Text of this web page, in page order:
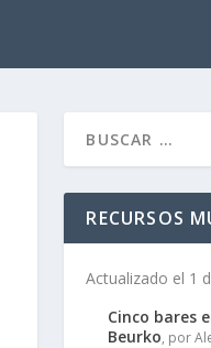
RECURSOS
Actualizado el 1
Cinco bares
Beurko, por